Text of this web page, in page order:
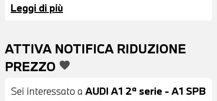
- FARI LED - SPECHIETTI RICHIUDIBILI E
SENSORI DI PARCHEGGIO ANTERIORI E
POSTERIORI - TETTO E LOGHI NERI -
OSCURATI - INTERNI IN STOFFA
Leggi di più
ATTIVA NOTIFICA RIDUZIONE
PREZZO favorite
Sei interessato a AUDI A1 2ª serie - A1 SPB